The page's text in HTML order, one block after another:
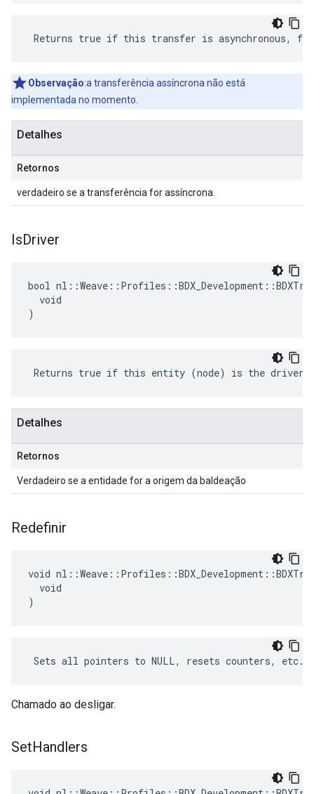
Returns true if this transfer is asynchronous,
Observação:a transferência assíncrona não está
implementada no momento.
Detalhes
Retornos
verdadeiro se a transferência for assíncrona.
IsDriver
bool
  void
)
Returns true if this entity (node) is the driver
Detalhes
Retornos
Verdadeiro se a entidade for a origem da baldeação
Redefinir
void
  void
)
Sets all pointers to NULL, resets counters, etc.
Chamado ao desligar.
SetHandlers